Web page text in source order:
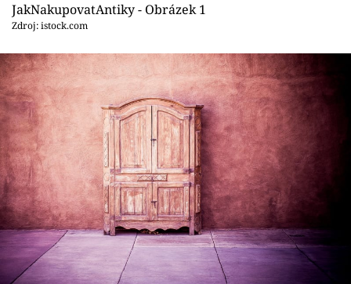
Přihlášení
Sledujte nás
JakNakupovatAntiky - Obrázek 1
Zdroj: istock.com